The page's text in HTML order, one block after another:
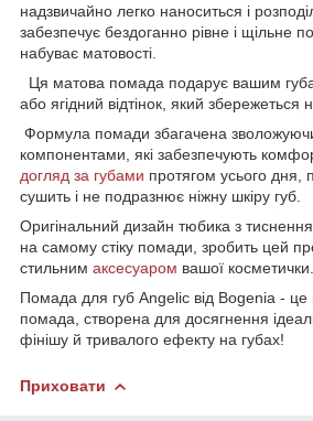
надзвичайно легко наноситься і
забезпечує бездоганно рівне і щільне
набуває матовості.
Ця матова помада подарує вашим
або ягідний відтінок, який збережеться
Формула помади збагачена
компонентами, які забезпечують
догляд за губами протягом усього дня,
сушить і не подразнює ніжну шкіру губ.
Оригінальний дизайн тюбика з
на самому стіку помади, зробить цей
стильним аксесуаром вашої косметички.
Помада для губ Angelic від Bogenia - це
помада, створена для досягнення
фінішу й тривалого ефекту на губах!
Приховати